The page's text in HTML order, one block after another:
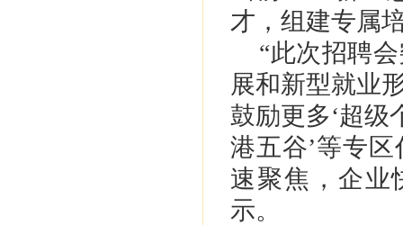
才，组建专属
“此次招聘
展和新型就业
鼓励更多‘超级
港五谷’等专
速聚焦，企业
示。